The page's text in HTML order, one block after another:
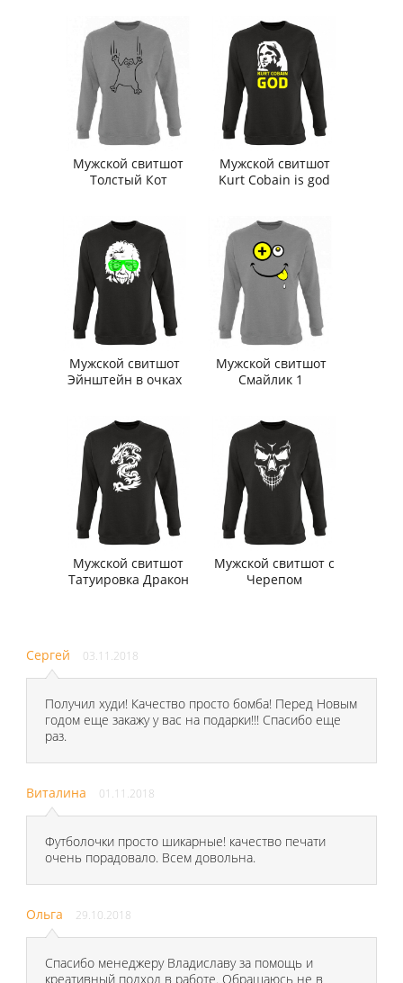
Мужской свитшот
Толстый Кот
Мужской свитшот
Kurt Cobain is god
Мужской свитшот
Эйнштейн в очках
Мужской свитшот
Смайлик 1
Мужской свитшот
Татуировка Дракон
Мужской свитшот с
Черепом
Сергей 03.11.2018
Получил худи! Качество просто бомба! Перед Новым
годом еще закажу у вас на подарки!!! Спасибо еще
раз.
Виталина 01.11.2018
Футболочки просто шикарные! качество печати
очень порадовало. Всем довольна.
Ольга 29.10.2018
Спасибо менеджеру Владиславу за помощь и
креативный подход в работе. Обращаюсь не в